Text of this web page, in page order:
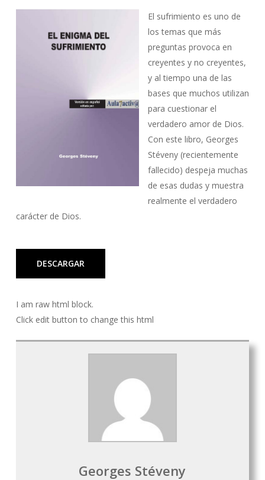
El sufrimiento es uno de
los temas que más
preguntas provoca en
creyentes y no creyentes,
y al tiempo una de las
bases que muchos utilizan
para cuestionar el
verdadero amor de Dios.
Con este libro, Georges
Stéveny (recientemente
fallecido) despeja muchas
de esas dudas y muestra
realmente el verdadero
carácter de Dios.
DESCARGAR
I am raw html block.
Click edit button to change this html
Georges Stéveny